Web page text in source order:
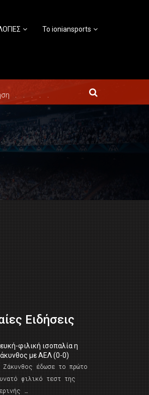
Το ioniansports
Ειδήσεις
φιλική ισοπαλία η
με ΑΕΛ (0-0)
Ζάκυνθος έδωσε το πρώτο
φιλικό τεστ της
…